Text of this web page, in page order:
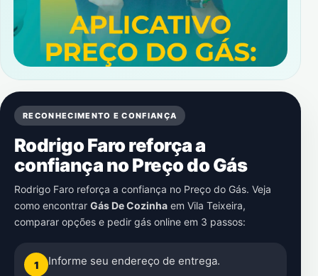
RECONHECIMENTO E CONFIANÇA
Rodrigo Faro reforça a
confiança no Preço do Gás
Rodrigo Faro reforça a confiança no Preço do Gás. Veja
como encontrar Gás De Cozinha em Vila Teixeira,
comparar opções e pedir gás online em 3 passos:
1 Informe seu endereço de entrega.